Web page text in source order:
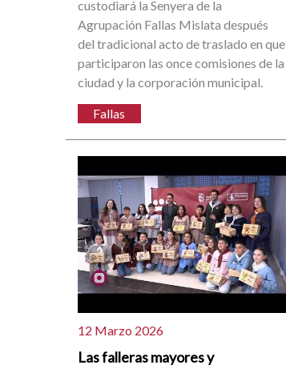
custodiará la Senyera de la
Agrupación Fallas Mislata después
del tradicional acto de traslado en que
participaron las once comisiones de la
ciudad y la corporación municipal.
Fallas
12 Marzo 2026
Las falleras mayores y